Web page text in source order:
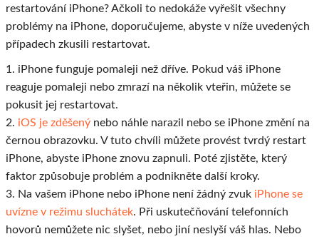
restartování iPhone? Ačkoli to nedokáže vyřešit všechny
problémy na iPhone, doporučujeme, abyste v níže uvedených
případech zkusili restartovat.
1. iPhone funguje pomaleji než dříve. Pokud váš iPhone
reaguje pomaleji nebo zmrazí na několik vteřin, můžete se
pokusit jej restartovat.
2. iOS je zděšený nebo náhle narazil nebo se iPhone změní na
černou obrazovku. V tuto chvíli můžete provést tvrdý restart
iPhone, abyste iPhone znovu zapnuli. Poté zjistěte, který
faktor způsobuje problém a podnikněte další kroky.
3. Na vašem iPhone nebo iPhone není žádný zvuk iPhone se
uvízne v režimu sluchátek. Při uskutečňování telefonních
hovorů nemůžete nic slyšet, nebo jiní neslyší váš hlas. Nebo